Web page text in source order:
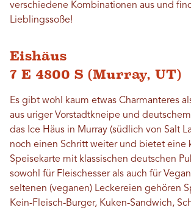
verschiedene Kombinationen aus und
Lieblingssoße!
Eishäus
7 E 4800 S (Murray, UT)
Es gibt wohl kaum etwas Charmanteres
aus uriger Vorstadtkneipe und
das Ice Häus in Murray (südlich von Salt
noch einen Schritt weiter und bietet eine
Speisekarte mit klassischen deutschen
sowohl für Fleischesser als auch für
seltenen (veganen) Leckereien gehören
Kein-Fleisch-Burger, Kuken-Sandwich,